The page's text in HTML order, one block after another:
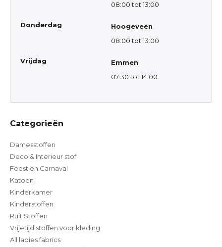
08:00 tot 13:00
Donderdag
Hoogeveen
08:00 tot 13:00
Vrijdag
Emmen
07:30 tot 14:00
Categorieën
Damesstoffen
Deco & Interieur stof
Feest en Carnaval
Katoen
Kinderkamer
Kinderstoffen
Ruit Stoffen
Vrijetijd stoffen voor kleding
All ladies fabrics